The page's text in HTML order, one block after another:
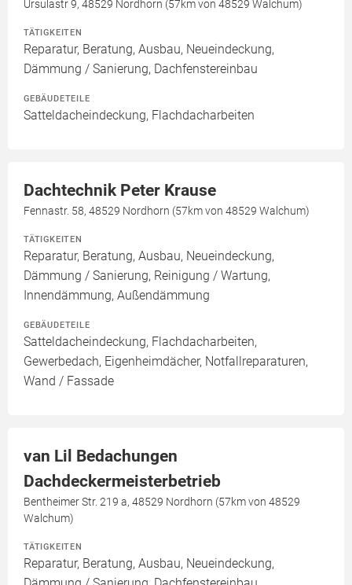
Ursulastr 9, 48529 Nordhorn (57km von 48529 Walchum)
TÄTIGKEITEN
Reparatur, Beratung, Ausbau, Neueindeckung,
Dämmung / Sanierung, Dachfenstereinbau
GEBÄUDETEILE
Satteldacheindeckung, Flachdacharbeiten
Dachtechnik Peter Krause
Fennastr. 58, 48529 Nordhorn (57km von 48529 Walchum)
TÄTIGKEITEN
Reparatur, Beratung, Ausbau, Neueindeckung,
Dämmung / Sanierung, Reinigung / Wartung,
Innendämmung, Außendämmung
GEBÄUDETEILE
Satteldacheindeckung, Flachdacharbeiten,
Gewerbedach, Eigenheimdächer, Notfallreparaturen,
Wand / Fassade
van Lil Bedachungen
Dachdeckermeisterbetrieb
Bentheimer Str. 219 a, 48529 Nordhorn (57km von 48529
Walchum)
TÄTIGKEITEN
Reparatur, Beratung, Ausbau, Neueindeckung,